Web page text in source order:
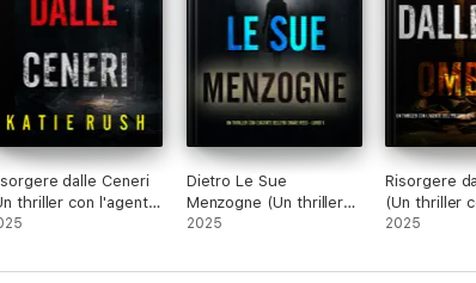
dalle Ceneri
thriller con l'agente
Dirk King - Libro
Dietro Le Sue
Menzogne (Un thriller
con l'agente dell'FBI
2025
Risorgere
(Un thriller
dell'FBI Dirk
2025